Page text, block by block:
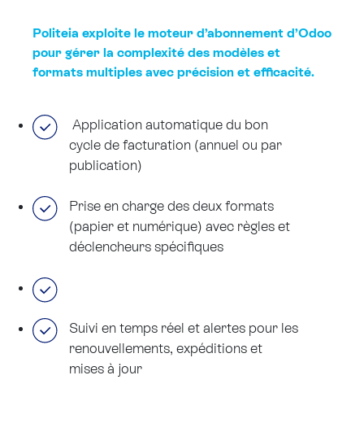
Politeia exploite le moteur d’abonnement d’Odoo
pour gérer la complexité des modèles et
formats multiples avec précision et efficacité. ​
Application automatique du bon
cycle de facturation (annuel ou par
publication)
Prise en charge des deux formats
(papier et numérique) avec règles et
déclencheurs spécifiques
Suivi en temps réel et alertes pour les
renouvellements, expéditions et
mises à jour